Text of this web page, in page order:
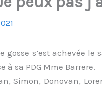
gosse s’est achevée
à sa PDG Mme Barrere.
Simon, Donovan,